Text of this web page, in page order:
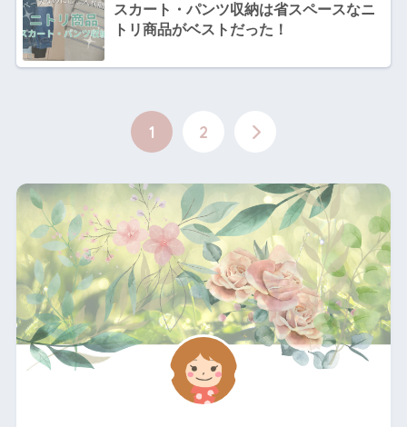
スカート・パンツ収納は省スペースなニ
トリ商品がベストだった！
1 2